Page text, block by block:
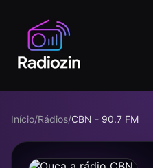
Início/Rádios/CBN - 90.7 FM